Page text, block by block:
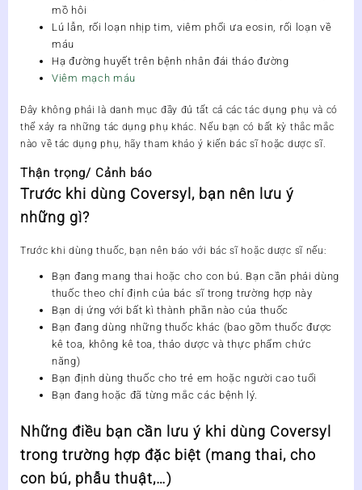
mồ hôi
Lú lẫn, rối loạn nhịp tim, viêm phổi ưa eosin, rối loạn về
máu
Hạ đường huyết trên bệnh nhân đái tháo đường
Viêm mạch máu
Đây không phải là danh mục đầy đủ tất cả các tác dụng phụ và có
thể xảy ra những tác dụng phụ khác. Nếu bạn có bất kỳ thắc mắc
nào về tác dụng phụ, hãy tham khảo ý kiến bác sĩ hoặc dược sĩ.
Thận trọng/ Cảnh báo
Trước khi dùng Coversyl, bạn nên lưu ý
những gì?
Trước khi dùng thuốc, bạn nên báo với bác sĩ hoặc dược sĩ nếu:
Bạn đang mang thai hoặc cho con bú. Bạn cần phải dùng
thuốc theo chỉ định của bác sĩ trong trường hợp này
Bạn dị ứng với bất kì thành phần nào của thuốc
Bạn đang dùng những thuốc khác (bao gồm thuốc được
kê toa, không kê toa, thảo dược và thực phẩm chức
năng)
Bạn định dùng thuốc cho trẻ em hoặc người cao tuổi
Bạn đang hoặc đã từng mắc các bệnh lý.
Những điều bạn cần lưu ý khi dùng Coversyl
trong trường hợp đặc biệt (mang thai, cho
con bú, phẫu thuật,…)